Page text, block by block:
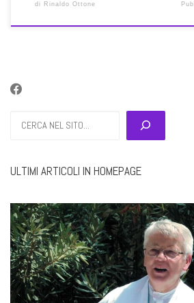
di Rinaldo Ottone
ULTIMI ARTICOLI IN HOMEPAGE